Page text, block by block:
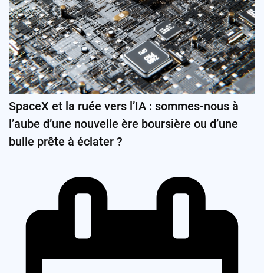
SpaceX et la ruée vers l’IA : sommes-nous à
l’aube d’une nouvelle ère boursière ou d’une
bulle prête à éclater ?